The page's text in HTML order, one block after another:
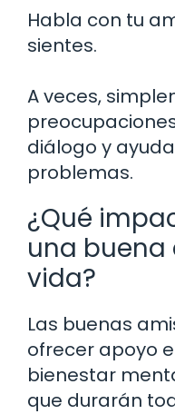
Habla con tu
sientes.
A veces,
diálogo y
problemas.
¿Qué
una
vida?
Las buenas
ofrecer apoyo
bienestar
que durarán